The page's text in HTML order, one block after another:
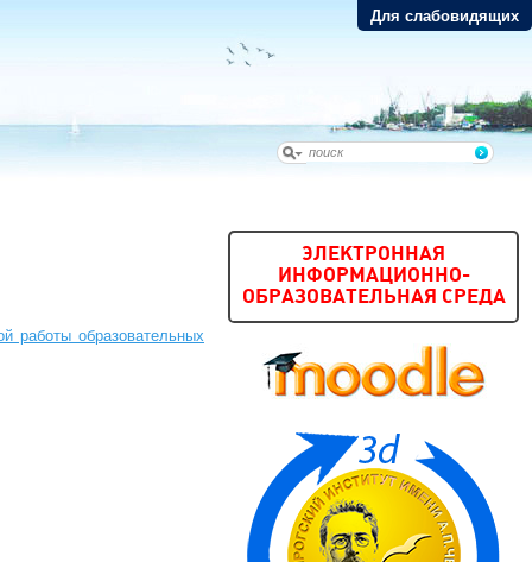
Для слабовидящих
работы образовательных
ЭЛЕКТРОННАЯ
ИНФОРМАЦИОННО-
ОБРАЗОВАТЕЛЬНАЯ СРЕДА